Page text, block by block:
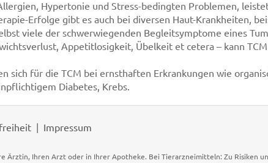
Hypertonie und Stress-bedingten Problemen,
Erfolge gibt es auch bei diversen Haut-Krankheiten,
viele der schwerwiegenden Begleitsymptome eines
Appetitlosigkeit, Übelkeit et cetera – kann
sich für die TCM bei ernsthaften Erkrankungen wie
Diabetes, Krebs.
Impressum
Ärztin, Ihren Arzt oder in Ihrer Apotheke. Bei Tierarzneimitteln: Zu Risiken